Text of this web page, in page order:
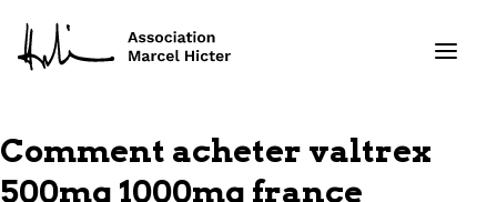
Formations
Comment acheter valtrex
500mg 1000mg france